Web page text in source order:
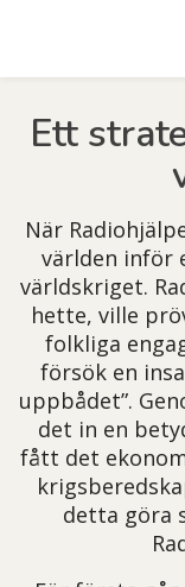
Ett
När
världen inför
världskriget.
hette, ville
folkliga
försök en
uppbådet”.
det in en
fått det
detta göra